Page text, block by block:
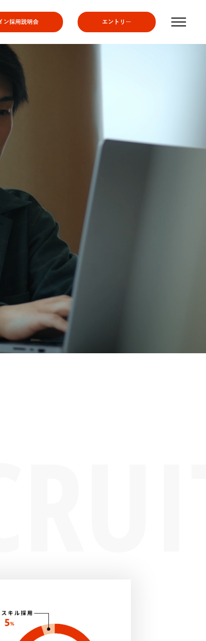
ン採用説明会 エントリー